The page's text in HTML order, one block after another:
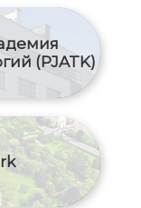
(PJATK)